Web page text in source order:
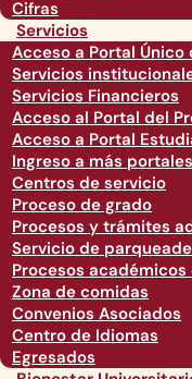
Cifras
Servicios
Acceso a Portal Único
Servicios
Servicios Financieros
Acceso al Portal del
Acceso a Portal
Ingreso a más portales
Centros de servicio
Proceso de grado
Procesos y trámites
Servicio de
Procesos
Zona de comidas
Convenios Asociados
Centro de Idiomas
Egresados